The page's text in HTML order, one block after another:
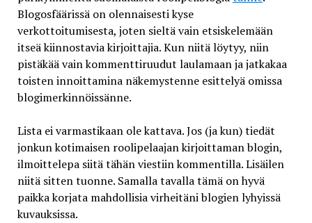
Blogosfäärissä on olennaisesti kyse
verkottoitumisesta, joten sieltä vain etsiskelemään
itseä kiinnostavia kirjoittajia. Kun niitä löytyy, niin
pistäkää vain kommenttiruudut laulamaan ja jatkakaa
toisten innoittamina näkemystenne esittelyä omissa
blogimerkinnöissänne.
Lista ei varmastikaan ole kattava. Jos (ja kun) tiedät
jonkun kotimaisen roolipelaajan kirjoittaman blogin,
ilmoittelepa siitä tähän viestiin kommentilla. Lisäilen
niitä sitten tuonne. Samalla tavalla tämä on hyvä
paikka korjata mahdollisia virheitäni blogien lyhyissä
kuvauksissa.